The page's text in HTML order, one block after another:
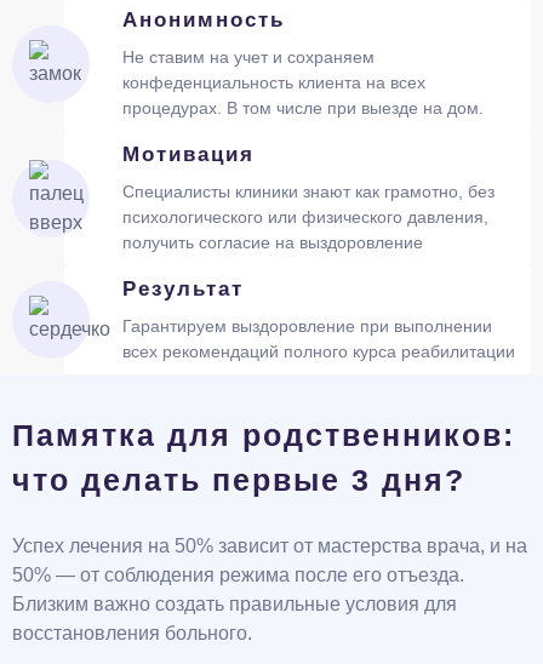
Анонимность
Не ставим на учет и сохраняем
конфеденциальность клиента на всех
процедурах. В том числе при выезде на дом.
Мотивация
Специалисты клиники знают как грамотно, без
психологического или физического давления,
получить согласие на выздоровление
Результат
Гарантируем выздоровление при выполнении
всех рекомендаций полного курса реабилитации
Памятка для родственников:
что делать первые 3 дня?
Успех лечения на 50% зависит от мастерства врача, и на
50% — от соблюдения режима после его отъезда.
Близким важно создать правильные условия для
восстановления больного.